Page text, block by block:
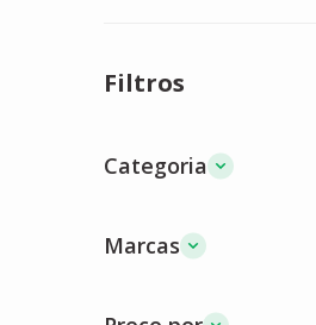
Filtros
Categoria
Marcas